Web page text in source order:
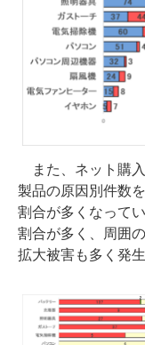
また、ネット購
製品の原因別件数
割合が多くなって
割合が多く、周囲
拡大被害も多く発生